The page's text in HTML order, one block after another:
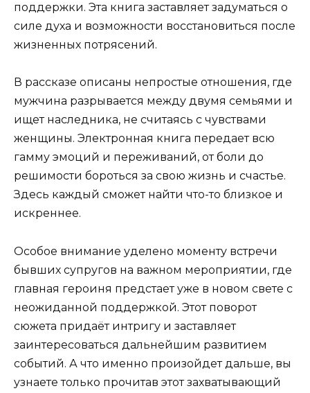
поддержки. Эта книга заставляет задуматься о
силе духа и возможности восстановиться после
жизненных потрясений.
В рассказе описаны непростые отношения, где
мужчина разрывается между двумя семьями и
ищет наследника, не считаясь с чувствами
женщины. Электронная книга передает всю
гамму эмоций и переживаний, от боли до
решимости бороться за свою жизнь и счастье.
Здесь каждый сможет найти что-то близкое и
искреннее.
Особое внимание уделено моменту встречи
бывших супругов на важном мероприятии, где
главная героиня предстает уже в новом свете с
неожиданной поддержкой. Этот поворот
сюжета придаёт интригу и заставляет
заинтересоваться дальнейшим развитием
событий. А что именно произойдет дальше, вы
узнаете только прочитав этот захватывающий